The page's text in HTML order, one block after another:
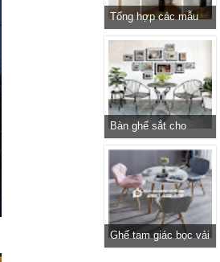
Tổng hợp các mẫu
chân bàn cafe, chân
bàn decor, chân bàn
inox, chân bàn ăn hot
trend 2023
Bàn ghế sắt cho
quán cafe, quán ăn
sân vườn, ban công,
sân thượng
Ghế tam giác bọc vải
bố GLM12B-ghế tiếp